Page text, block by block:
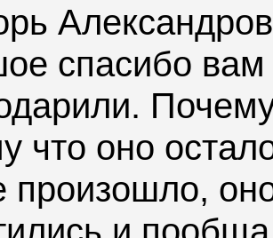
спасибо вам
что оно
произошло,